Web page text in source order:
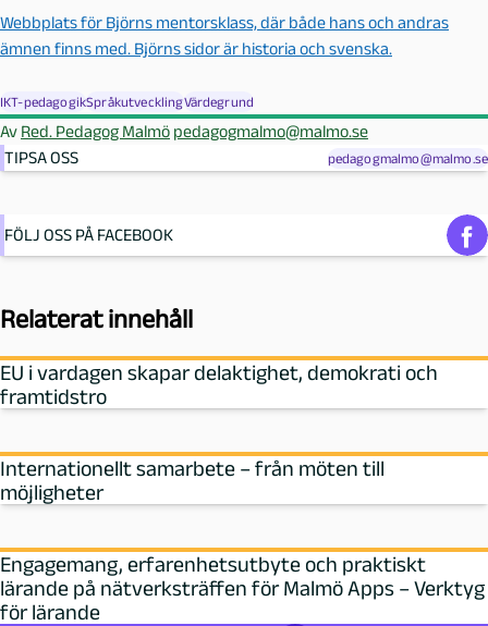
Webbplats för Björns mentorsklass, där både hans och andras
ämnen finns med. Björns sidor är historia och svenska.
IKT-pedagogikSpråkutvecklingVärdegrund
Av Red. Pedagog Malmö pedagogmalmo@malmo.se
TIPSA OSS
pedagogmalmo@malmo.se
FÖLJ OSS PÅ FACEBOOK
Relaterat innehåll
EU i vardagen skapar delaktighet, demokrati och
framtidstro
Internationellt samarbete – från möten till
möjligheter
Engagemang, erfarenhetsutbyte och praktiskt
lärande på nätverksträffen för Malmö Apps – Verktyg
för lärande